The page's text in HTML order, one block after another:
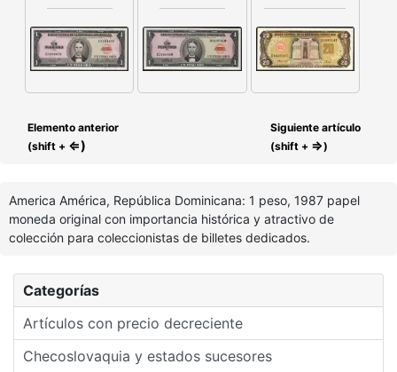
Categorías
Artículos con precio decreciente
Checoslovaquia y estados sucesores
Elemento anterior
(shift + ⇐)
Siguiente artículo
(shift + ⇒)
America América, República Dominicana: 1 peso, 1987 papel
moneda original con importancia histórica y atractivo de
colección para coleccionistas de billetes dedicados.